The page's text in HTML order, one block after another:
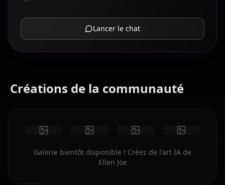
Lancer le chat
Créations de la communauté
Galerie bientôt disponible ! Créez de l'art IA de
Ellen Joe